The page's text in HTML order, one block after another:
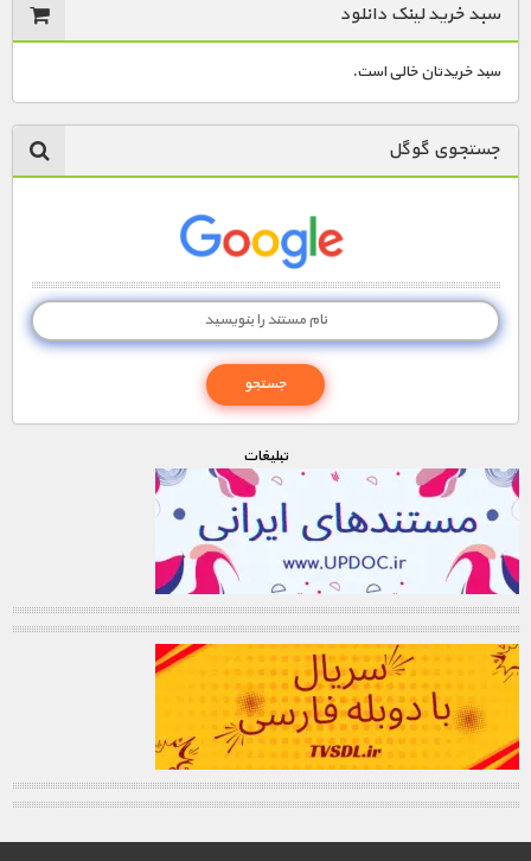
سبد خرید لینک دانلود
سبد خریدتان خالی است.
جستجوی گوگل
تبليغات